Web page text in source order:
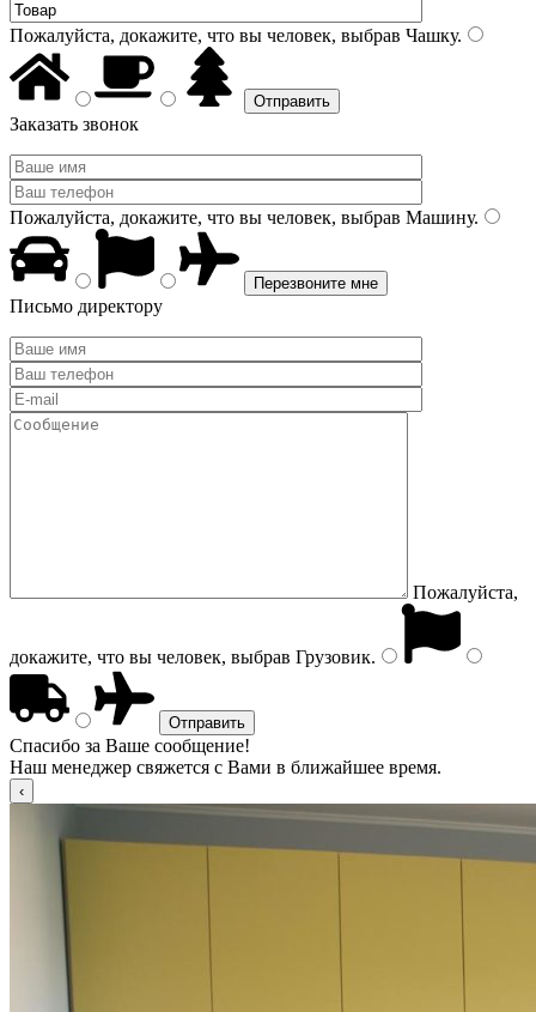
Пожалуйста, докажите, что вы человек, выбрав Чашку.
Заказать звонок
Пожалуйста, докажите, что вы человек, выбрав Машину.
Письмо директору
Пожалуйста,
докажите, что вы человек, выбрав Грузовик.
Спасибо за Ваше сообщение!
Наш менеджер свяжется с Вами в ближайшее время.